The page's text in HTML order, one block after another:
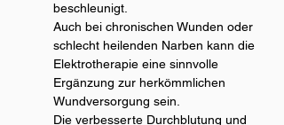
beschleunigt.
Auch bei chronischen Wunden oder
schlecht heilenden Narben kann die
Elektrotherapie eine sinnvolle
Ergänzung zur herkömmlichen
Wundversorgung sein.
Die verbesserte Durchblutung und